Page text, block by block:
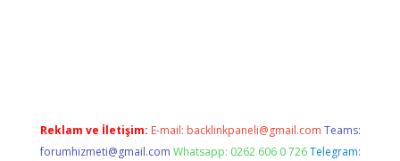
Reklam ve İletişim: E-mail: backlinkpaneli@gmail.com Teams:
forumhizmeti@gmail.com Whatsapp: 0262 606 0 726 Telegram: